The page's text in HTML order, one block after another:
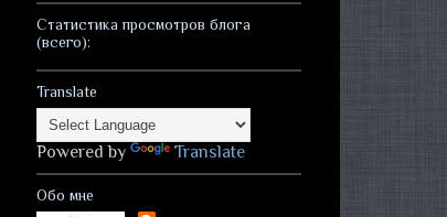
Статистика просмотров блога
(всего):
Translate
Powered by Translate
Обо мне